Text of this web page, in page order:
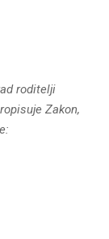
roditelji
Zakon,